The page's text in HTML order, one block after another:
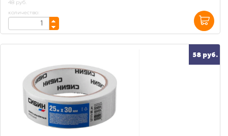
48 руб.
количество:
58 руб.